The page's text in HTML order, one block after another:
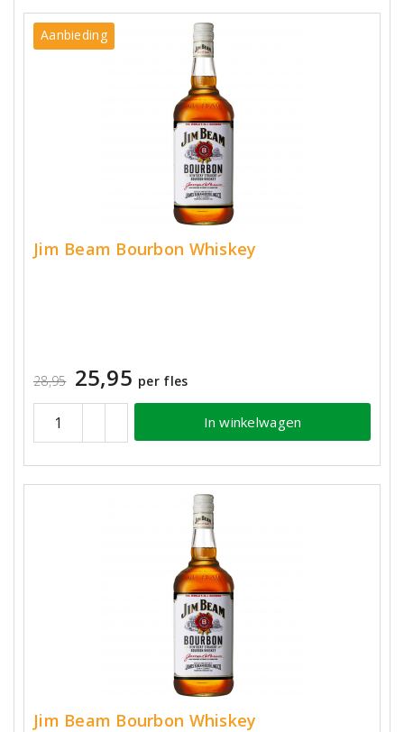
Aanbieding
Jim Beam Bourbon Whiskey
28,95 25,95 per fles
In winkelwagen
Jim Beam Bourbon Whiskey